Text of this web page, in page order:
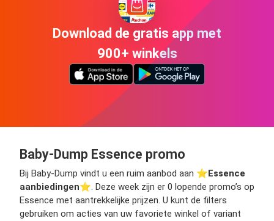
Download de gratis app met
900+ winkels
Baby-Dump Essence promo
Bij Baby-Dump vindt u een ruim aanbod aan ⭐️ Essence
aanbiedingen⭐️. Deze week zijn er 0 lopende promo’s op
Essence met aantrekkelijke prijzen. U kunt de filters
gebruiken om acties van uw favoriete winkel of variant